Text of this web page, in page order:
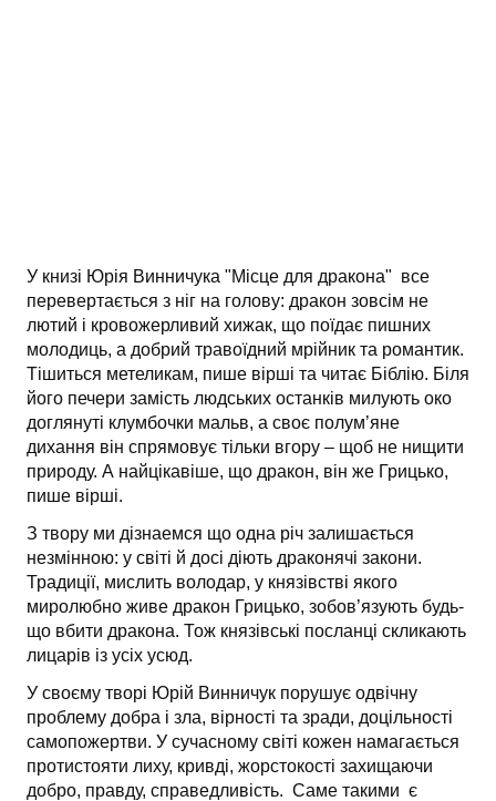
У книзі Юрія Винничука "Місце для дракона" все
перевертається з ніг на голову: дракон зовсім не
лютий і кровожерливий хижак, що поїдає пишних
молодиць, а добрий травоїдний мрійник та романтик.
Тішиться метеликам, пише вірші та читає Біблію. Біля
його печери замість людських останків милують око
доглянуті клумбочки мальв, а своє полум’яне
дихання він спрямовує тільки вгору – щоб не нищити
природу. А найцікавіше, що дракон, він же Грицько,
пише вірші.
З твору ми дізнаемся що одна річ залишається
незмінною: у світі й досі діють драконячі закони.
Традиції, мислить володар, у князівстві якого
миролюбно живе дракон Грицько, зобов’язують будь-
що вбити дракона. Тож князівські посланці скликають
лицарів із усіх усюд.
У своєму творі Юрій Винничук порушує одвічну
проблему добра і зла, вірності та зради, доцільності
самопожертви. У сучасному світі кожен намагається
протистояти лиху, кривді, жорстокості захищаючи
добро, правду, справедливість. Саме такими є